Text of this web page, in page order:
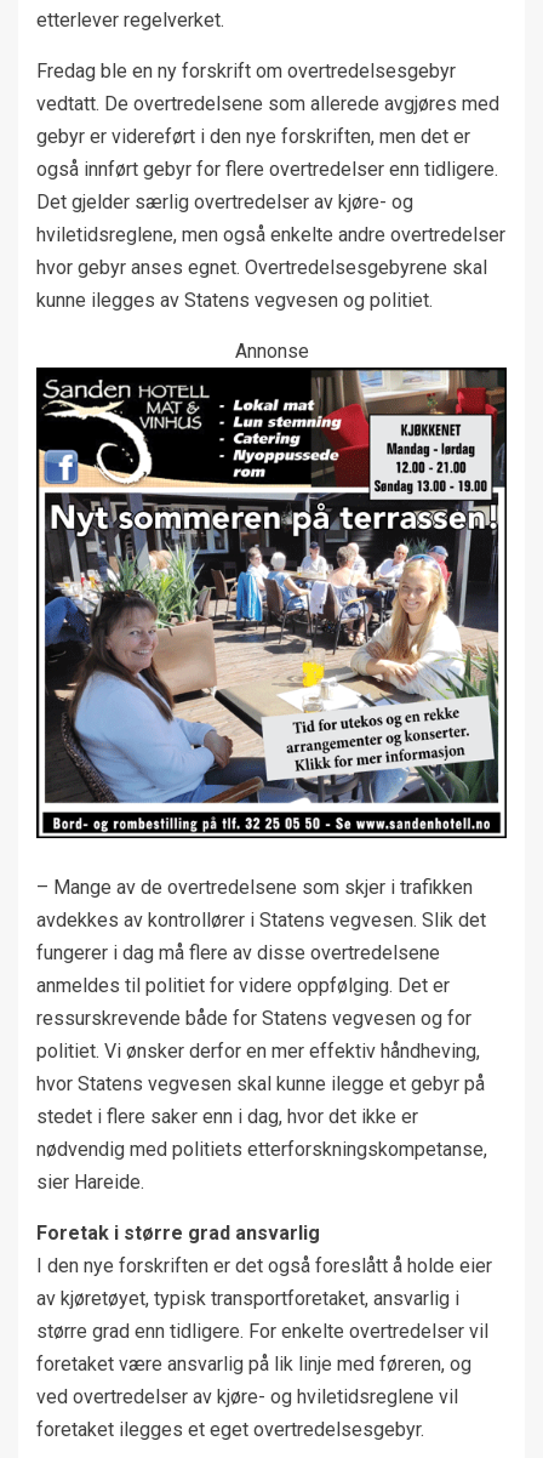
etterlever regelverket.
Fredag ble en ny forskrift om overtredelsesgebyr
vedtatt. De overtredelsene som allerede avgjøres med
gebyr er videreført i den nye forskriften, men det er
også innført gebyr for flere overtredelser enn tidligere.
Det gjelder særlig overtredelser av kjøre- og
hviletidsreglene, men også enkelte andre overtredelser
hvor gebyr anses egnet. Overtredelsesgebyrene skal
kunne ilegges av Statens vegvesen og politiet.
Annonse
– Mange av de overtredelsene som skjer i trafikken
avdekkes av kontrollører i Statens vegvesen. Slik det
fungerer i dag må flere av disse overtredelsene
anmeldes til politiet for videre oppfølging. Det er
ressurskrevende både for Statens vegvesen og for
politiet. Vi ønsker derfor en mer effektiv håndheving,
hvor Statens vegvesen skal kunne ilegge et gebyr på
stedet i flere saker enn i dag, hvor det ikke er
nødvendig med politiets etterforskningskompetanse,
sier Hareide.
Foretak i større grad ansvarlig
I den nye forskriften er det også foreslått å holde eier
av kjøretøyet, typisk transportforetaket, ansvarlig i
større grad enn tidligere. For enkelte overtredelser vil
foretaket være ansvarlig på lik linje med føreren, og
ved overtredelser av kjøre- og hviletidsreglene vil
foretaket ilegges et eget overtredelsesgebyr.